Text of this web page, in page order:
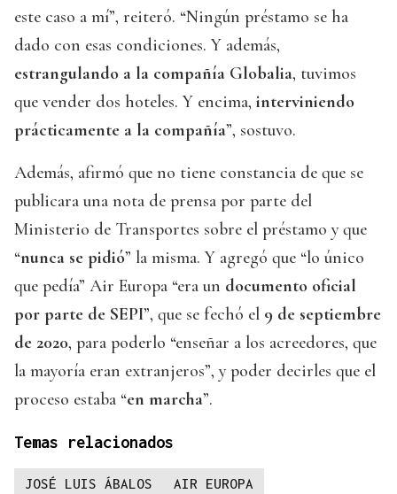
este caso a mí”, reiteró. “Ningún préstamo se ha
dado con esas condiciones. Y además,
estrangulando a la compañía Globalia, tuvimos
que vender dos hoteles. Y encima, interviniendo
prácticamente a la compañía”, sostuvo.
Además, afirmó que no tiene constancia de que se
publicara una nota de prensa por parte del
Ministerio de Transportes sobre el préstamo y que
“nunca se pidió” la misma. Y agregó que “lo único
que pedía” Air Europa “era un documento oficial
por parte de SEPI”, que se fechó el 9 de septiembre
de 2020, para poderlo “enseñar a los acreedores, que
la mayoría eran extranjeros”, y poder decirles que el
proceso estaba “en marcha”.
Temas relacionados
JOSÉ LUIS ÁBALOS AIR EUROPA